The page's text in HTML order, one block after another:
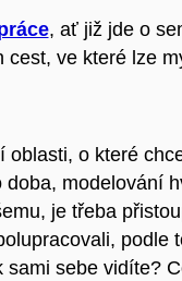
, ať již jde o
ve které lze
o které
modelování
je třeba
podle
sebe vidíte?